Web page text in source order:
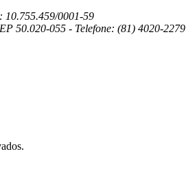
0001-59
50.020-055 - Telefone: (81) 4020-2279